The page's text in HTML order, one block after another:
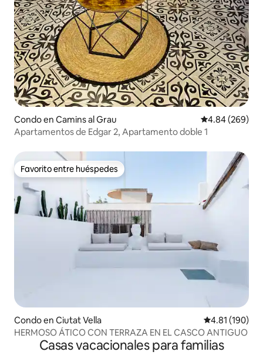
Condo en Camins al Grau Calificación
4.84 (269)
Apartamentos de Edgar 2, Apartamento doble 1
Favorito entre huéspedes
Favorito entre huéspedes
Condo en Ciutat Vella Calificación
4.81 (190)
HERMOSO ÁTICO CON TERRAZA EN EL CASCO ANTIGUO
Casas vacacionales para familias